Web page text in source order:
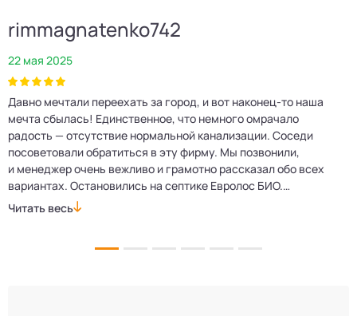
rimmagnatenko742
22 мая 2025
Давно мечтали переехать за город, и вот наконец‑то наша
мечта сбылась! Единственное, что немного омрачало
радость — отсутствие нормальной канализации. Соседи
посоветовали обратиться в эту фирму. Мы позвонили,
и менеджер очень вежливо и грамотно рассказал обо всех
вариантах. Остановились на септике Евролос БИО.
Монтажники приехали вовремя, установили всё быстро
Читать весь